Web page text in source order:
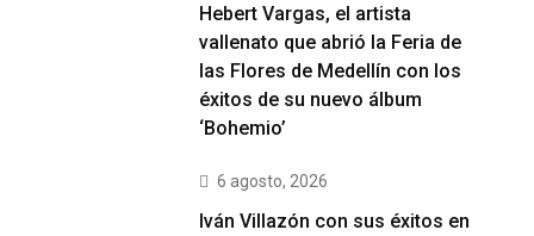
Hebert Vargas, el artista
vallenato que abrió la Feria de
las Flores de Medellín con los
éxitos de su nuevo álbum
‘Bohemio’
6 agosto, 2026
Iván Villazón con sus éxitos en